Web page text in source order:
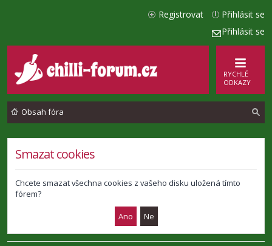
Přihlásit se
Přihlásit se
Registrovat
RYCHLÉ
ODKAZY
Obsah fóra
Smazat cookies
Chcete smazat všechna cookies z vašeho disku uložená tímto
fórem?